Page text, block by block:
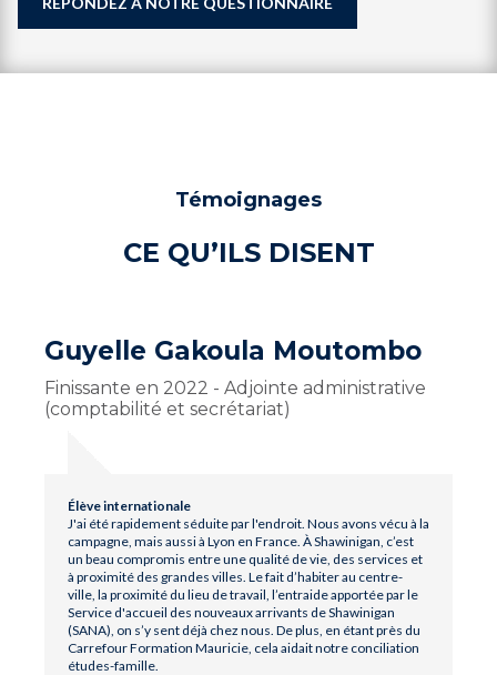
Témoignages
CE QU’ILS DISENT
Élève internationale
J'ai été rapidement séduite par l'endroit. Nous avons vécu à la
campagne, mais aussi à Lyon en France. À Shawinigan, c’est
un beau compromis entre une qualité de vie, des services et
à proximité des grandes villes. Le fait d’habiter au centre-
ville, la proximité du lieu de travail, l’entraide apportée par le
Service d'accueil des nouveaux arrivants de Shawinigan
(SANA), on s’y sent déjà chez nous. De plus, en étant près du
Carrefour Formation Mauricie, cela aidait notre conciliation
études-famille.
Guyelle Gakoula Moutombo
Finissante en 2022 - Adjointe administrative
(comptabilité et secrétariat)